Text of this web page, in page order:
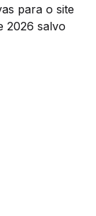
para o site
2026 salvo